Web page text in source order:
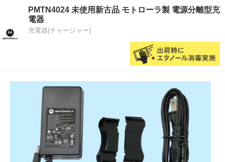
PMTN4024 未使用新古品 モトローラ製 電源分離型充
電器
充電器(チャージャー)